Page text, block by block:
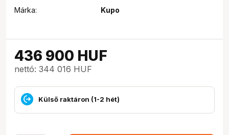
Márka:
Kupo
436 900 HUF
nettó: 344 016 HUF
Külső raktáron (1-2 hét)